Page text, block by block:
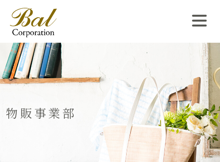
物販事業部